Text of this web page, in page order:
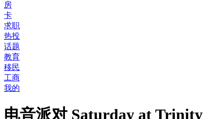
房
卡
求职
热投
话题
教育
移民
工商
我的
电音派对 Saturday at Trinity